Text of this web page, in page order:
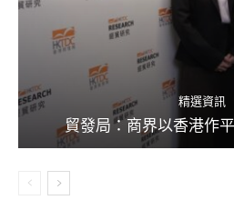
精選資訊
貿發局：商界以香港作